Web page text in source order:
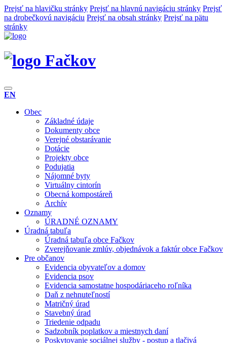
Prejsť na hlavičku stránky Prejsť na hlavnú navigáciu stránky Prejsť
na drobečkovú navigáciu Prejsť na obsah stránky Prejsť na pätu
stránky
Fačkov
EN
Obec
Základné údaje
Dokumenty obce
Verejné obstarávanie
Dotácie
Projekty obce
Podujatia
Nájomné byty
Virtuálny cintorín
Obecná kompostáreň
Archív
Oznamy
ÚRADNÉ OZNAMY
Úradná tabuľa
Úradná tabuľa obce Fačkov
Zverejňovanie zmlúv, objednávok a faktúr obce Fačkov
Pre občanov
Evidencia obyvateľov a domov
Evidencia psov
Evidencia samostatne hospodáriaceho roľníka
Daň z nehnuteľností
Matričný úrad
Stavebný úrad
Triedenie odpadu
Sadzobník poplatkov a miestnych daní
Poskytovanie sociálnej služby - postup a tlačivá